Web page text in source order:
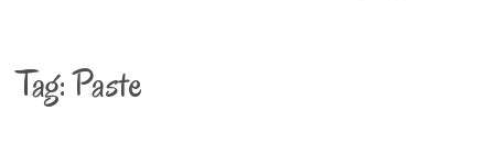
Tag:Paste